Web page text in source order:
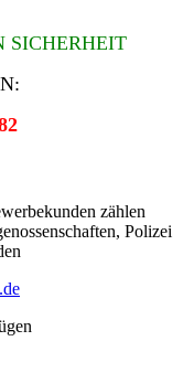
SICHERHEIT
zählen
Polizei